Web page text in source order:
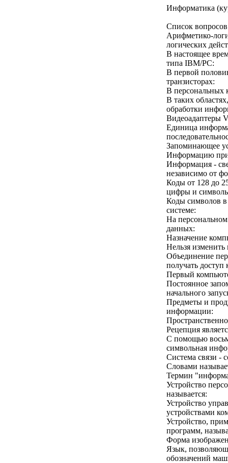
Информатика
Список вопросов
Арифметико-
логических
В настоящее
типа IBM/PC:
В первой
транзисторах:
В персональных
В таких
обработки
Видеоадаптеры
Единица
Запоминающее
Информацию
Информация -
независимо от
Коды от 128 до
цифры и символы
Коды символов в
системе:
На
данных:
Назначение
Нельзя
Объединение
получать
Первый
Постоянное
начального
Предметы и
информации:
Рецепция
С помощью
символьная
Система связи -
Словами
Термин
Устройство
называется:
Устройство
устройствами
Устройство,
программ,
Форма
Язык,
обозначений